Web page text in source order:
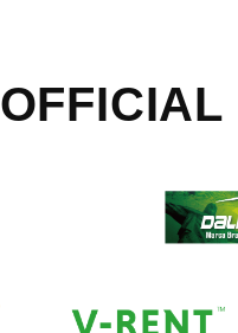
OFFICIAL